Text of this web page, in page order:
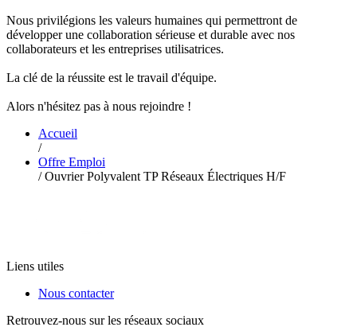
Nous privilégions les valeurs humaines qui permettront de
développer une collaboration sérieuse et durable avec nos
collaborateurs et les entreprises utilisatrices.
La clé de la réussite est le travail d'équipe.
Alors n'hésitez pas à nous rejoindre !
Accueil
/
Offre Emploi
/ Ouvrier Polyvalent TP Réseaux Électriques H/F
Liens utiles
Nous contacter
Retrouvez-nous sur les réseaux sociaux